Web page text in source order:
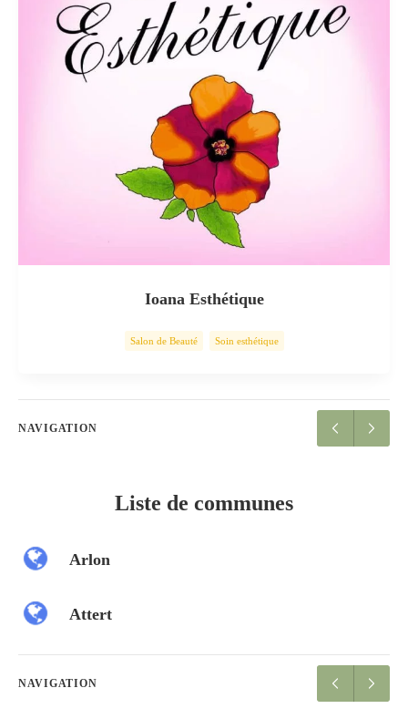
Ioana Esthétique
Salon de Beauté Soin esthétique
NAVIGATION
Liste de communes
Arlon
Attert
NAVIGATION